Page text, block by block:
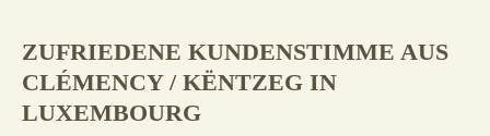
ZUFRIEDENE KUNDENSTIMME AUS
CLÉMENCY / KËNTZEG IN
LUXEMBOURG